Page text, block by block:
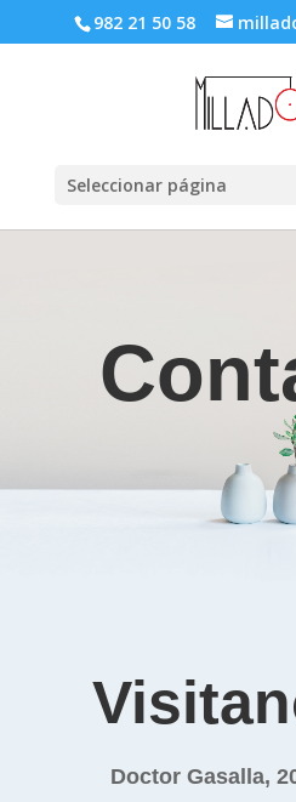
982 21 50 58
Seleccionar página
Doctor Gasalla,